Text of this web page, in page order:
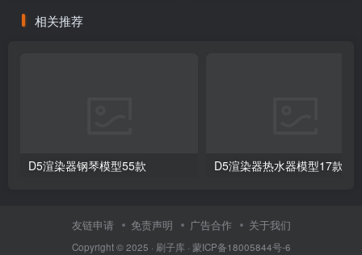
相关推荐
D5渲染器钢琴模型55款 D5渲染器热水器模型17款
友链申请 免责声明 广告合作 关于我们
Copyright © 2025 · 刷子库 · 蒙ICP备18005844号-6